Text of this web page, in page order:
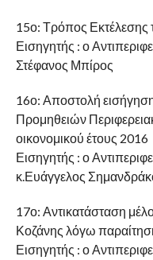
15ο: Τρόπος
Εισηγητής : ο
Στέφανος Μπίρος
16ο: Αποστολή
Προμηθειών
οικονομικού έτους 2016
Εισηγητής : ο
κ.Ευάγγελος
17ο: Αντικατάσταση
Κοζάνης λόγω
Εισηγητής : ο